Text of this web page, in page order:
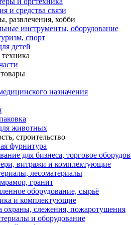
и средства связи
развлечения, хобби
инструменты, оборудование
спорт
детей
назначения
животных
строительство
фурнитура
для бизнеса, торговое
витражи и комплектующие
лесоматериалы
гранит
оборудование, сырьё
и комплектующие
охраны, слежения, пожаротушения
и оборудование